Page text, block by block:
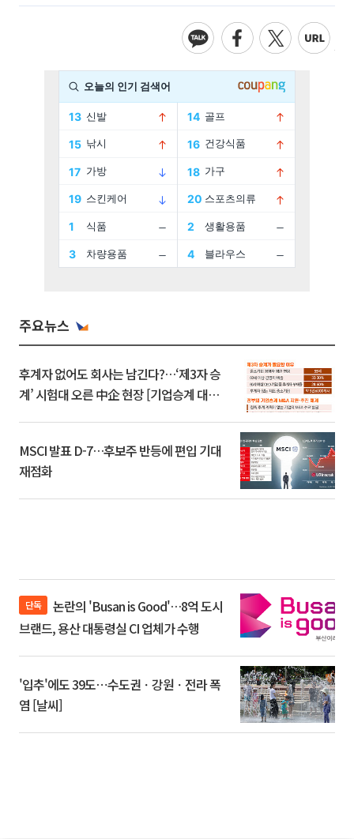
주요뉴스
후계자 없어도 회사는 남긴다?…‘제3자 승
계’ 시험대 오른 中企 현장 [기업승계 대전
MSCI 발표 D-7…후보주 반등에 편입 기대
재점화
단독
브랜드, 용산 대통령실 CI 업체가 수행
'입추'에도 39도⋯수도권ㆍ강원ㆍ전라 폭
염 [날씨]